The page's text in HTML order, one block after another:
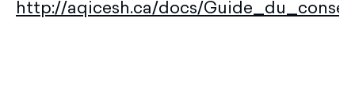
http://aqicesh.ca/docs/